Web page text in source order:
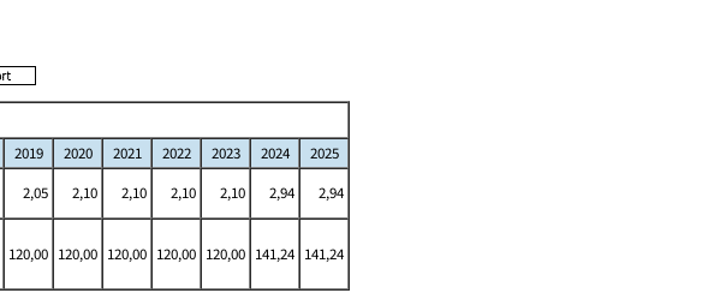
2019 2020 2021 2022 2023 2024
2025
2,05 2,10 2,10 2,10 2,10 2,94
2,94
120,00 120,00 120,00 120,00 120,00 141,24 141,24